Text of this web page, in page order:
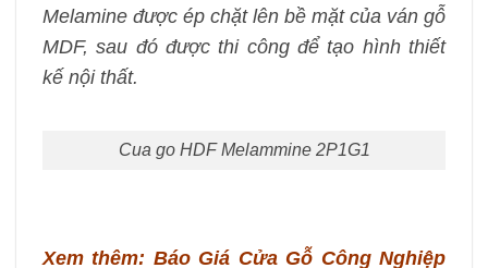
Melamine được ép chặt lên bề mặt của ván gỗ
MDF, sau đó được thi công để tạo hình thiết
kế nội thất.
Cua go HDF Melammine 2P1G1
Xem thêm: Báo Giá Cửa Gỗ Công Nghiệp